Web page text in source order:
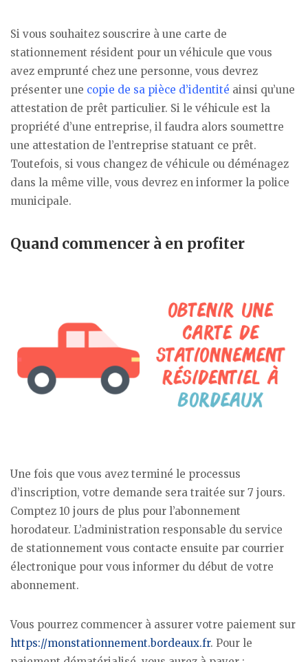
Si vous souhaitez souscrire à une carte de
stationnement résident pour un véhicule que vous
avez emprunté chez une personne, vous devrez
présenter une copie de sa pièce d’identité ainsi qu’une
attestation de prêt particulier. Si le véhicule est la
propriété d’une entreprise, il faudra alors soumettre
une attestation de l’entreprise statuant ce prêt.
Toutefois, si vous changez de véhicule ou déménagez
dans la même ville, vous devrez en informer la police
municipale.
Quand commencer à en profiter
Une fois que vous avez terminé le processus
d’inscription, votre demande sera traitée sur 7 jours.
Comptez 10 jours de plus pour l’abonnement
horodateur. L’administration responsable du service
de stationnement vous contacte ensuite par courrier
électronique pour vous informer du début de votre
abonnement.
Vous pourrez commencer à assurer votre paiement sur
https://monstationnement.bordeaux.fr. Pour le